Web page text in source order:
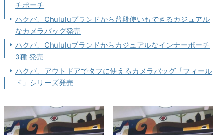
チポーチ
ハクバ、Chululuブランドから普段使いもできるカジュアル
なカメラバッグ発売
ハクバ、Chululuブランドからカジュアルなインナーポーチ
3種 発売
ハクバ、アウトドアでタフに使えるカメラバッグ「フィール
ド」シリーズ発売